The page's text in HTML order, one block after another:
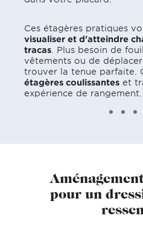
Ces étagères pratiques
visualiser et d'atteindre
tracas . Plus besoin de
vêtements ou de
trouver la tenue parfaite.
étagères coulissantes et
expérience de rangement.
pour un